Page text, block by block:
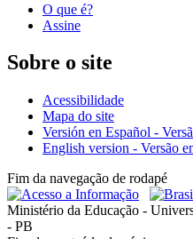
O que é?
Assine
Sobre o site
Acessibilidade
Mapa do site
Versión en Español -
English version - Versão
Fim da navegação de rodapé
Ministério da Educação -
- PB